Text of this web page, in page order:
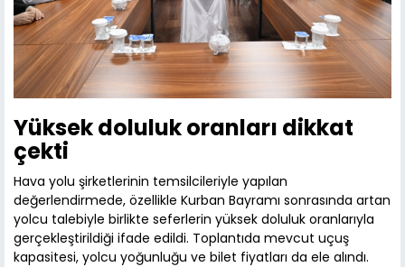
Yüksek doluluk oranları dikkat
çekti
Hava yolu şirketlerinin temsilcileriyle yapılan
değerlendirmede, özellikle Kurban Bayramı sonrasında artan
yolcu talebiyle birlikte seferlerin yüksek doluluk oranlarıyla
gerçekleştirildiği ifade edildi. Toplantıda mevcut uçuş
kapasitesi, yolcu yoğunluğu ve bilet fiyatları da ele alındı.